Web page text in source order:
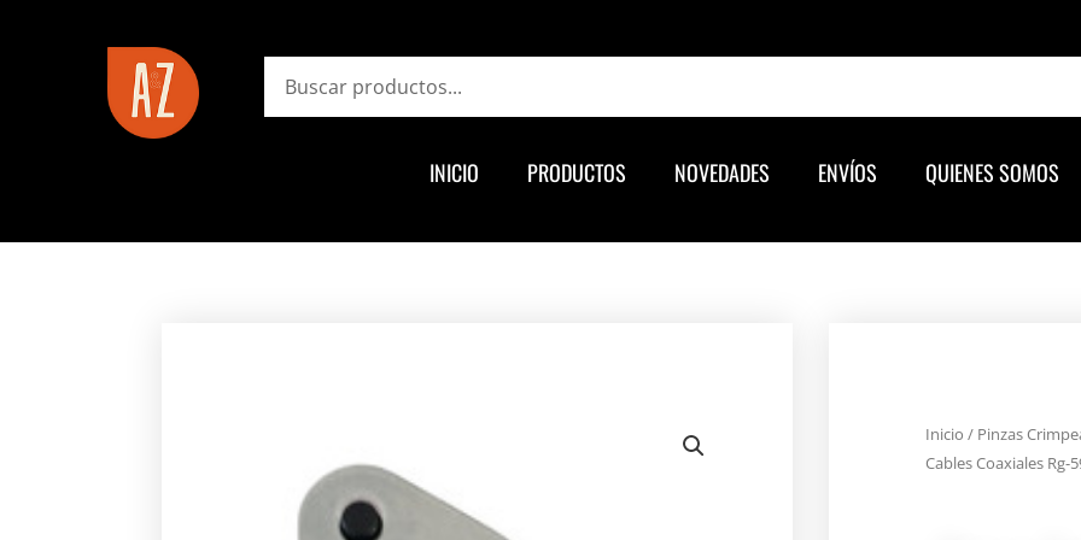
INICIO PRODUCTOS NOVEDADES ENVÍOS QUIENES SOMOS
Inicio / Pinzas
Cables Coaxiales Rg-